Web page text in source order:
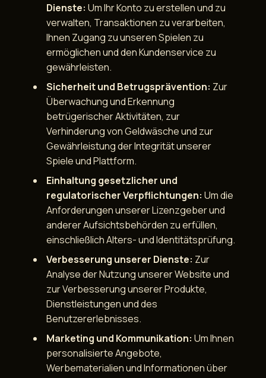
Dienste: Um Ihr Konto zu erstellen und zu
verwalten, Transaktionen zu verarbeiten,
Ihnen Zugang zu unseren Spielen zu
ermöglichen und den Kundenservice zu
gewährleisten.
Sicherheit und Betrugsprävention: Zur
Überwachung und Erkennung
betrügerischer Aktivitäten, zur
Verhinderung von Geldwäsche und zur
Gewährleistung der Integrität unserer
Spiele und Plattform.
Einhaltung gesetzlicher und
regulatorischer Verpflichtungen: Um die
Anforderungen unserer Lizenzgeber und
anderer Aufsichtsbehörden zu erfüllen,
einschließlich Alters- und Identitätsprüfung.
Verbesserung unserer Dienste: Zur
Analyse der Nutzung unserer Website und
zur Verbesserung unserer Produkte,
Dienstleistungen und des
Benutzererlebnisses.
Marketing und Kommunikation: Um Ihnen
personalisierte Angebote,
Werbematerialien und Informationen über